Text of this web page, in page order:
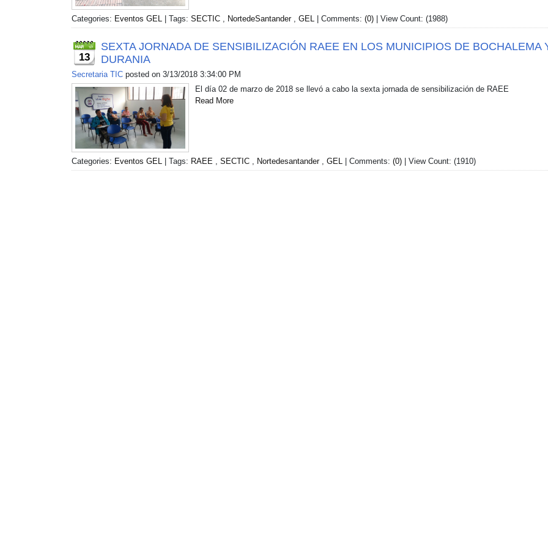
Categories: Eventos GEL | Tags: SECTIC , NortedeSantander, GEL | Comments: (0) | View Count: (1988)
13
SEXTA JORNADA DE SENSIBILIZACIÓN RAEE EN LOS MUNICIPIOS DE BOCHALEMA
DURANIA
Secretaria TIC posted on 3/13/2018 3:34:00 PM
El día 02 de marzo de 2018 se llevó a cabo la sexta jornada de sensibilización de RAEE
Read More
Categories: Eventos GEL | Tags: RAEE , SECTIC , Nortedesantander, GEL | Comments: (0) | View Count: (1910)